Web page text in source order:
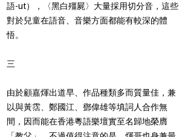
語-ut），〈黑白殭屍〉大量採用切分音，這些
對於兒童在語音、音樂方面都能有較深的體
悟。
三
由於顧嘉煇出道早、作品種類多而質量佳，兼
以與黃霑、鄭國江、鄧偉雄等填詞人合作無
間，因而能在香港粵語樂壇實至名歸地榮膺